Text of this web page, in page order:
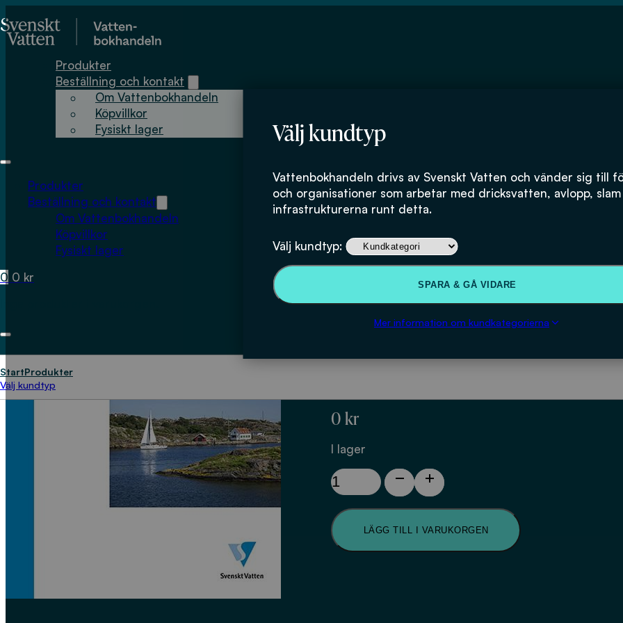
Välj kundtyp
Vattenbokhandeln drivs av Svenskt Vatten och vänder sig till
och organisationer som arbetar med dricksvatten, avlopp,
infrastrukturerna runt detta.
Välj kundtyp:
SPARA & GÅ VIDARE
Mer information om kundkategorierna
Produkter
Beställning och kontakt
Om Vattenbokhandeln
Köpvillkor
Fysiskt lager
Produkter
Beställning och kontakt
Om Vattenbokhandeln
Köpvillkor
Fysiskt lager
0 0 kr
StartProdukter
Välj kundtyp
Råd vid
avloppsvatten
och annan
0kr
I lager
Råd
vid
mottagande
av
avloppsvatten
LÄGG TILL I VARUKORGEN